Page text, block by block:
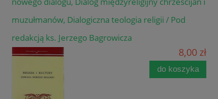
muzułmanów, Dialogiczna teologia religii / Pod
redakcją ks. Jerzego Bagrowicza
8,00 zł
do koszyka